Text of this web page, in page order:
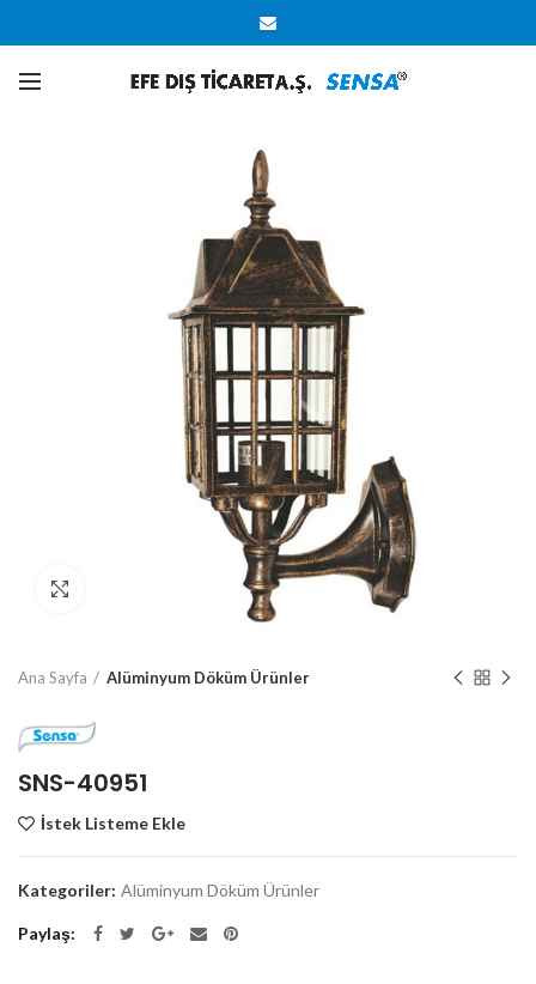
Ana Sayfa Alüminyum Döküm Ürünler
SNS-40951
İstek Listeme Ekle
Kategoriler: Alüminyum Döküm Ürünler
Paylaş